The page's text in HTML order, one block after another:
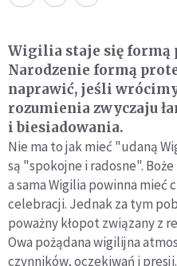
Wigilia staje się formą
Narodzenie formą
naprawić, jeśli
rozumienia zwyczaju
i biesiadowania.
Nie ma to jak mieć "udaną
są "spokojne i radosne".
a sama Wigilia powinna mieć
celebracji. Jednak za tym
poważny kłopot związany z
Owa pożądana wigilijna
czynników, oczekiwań i